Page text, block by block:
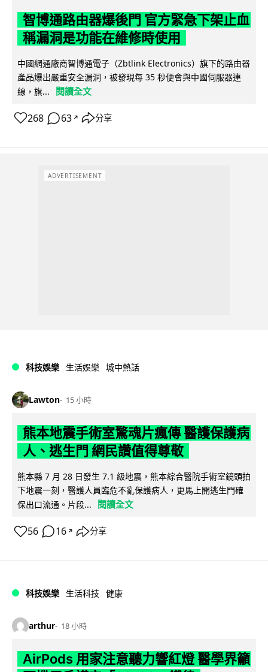
智博通路由器爆後門 官方緊急下架止血
稱漏洞是功能在維修時使用
中國網通廠商智博通電子（Zbtlink Electronics）旗下的路由器
產品爆出嚴重安全漏洞，被發現每 35 秒便會與中國伺服器連
線，旗...
閱讀全文
268 63 ↗ 分享
ADVERTISEMENT
科技娛樂 生活娛樂 城中熱話
Lawton 15 小時
熊本地震手術室驚魂片瘋傳 醫護保護病
人、逃生門 網民讚值得尊敬
熊本縣 7 月 28 日發生 7.1 級地震，熊本綜合醫院手術室鏡頭拍
下地震一刻，醫護人員臨危不亂保護病人，更馬上開逃生門確
保出口流通。片段...
閱讀全文
56 16 ↗ 分享
科技娛樂 生活科技 健康
arthur 18 小時
AirPods 用家注意聽力響紅燈 醫學界籲